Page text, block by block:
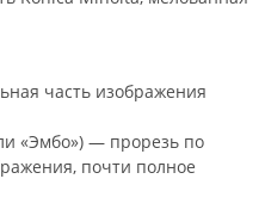
часть изображения
«Эмбо») — прорезь по
почти полное